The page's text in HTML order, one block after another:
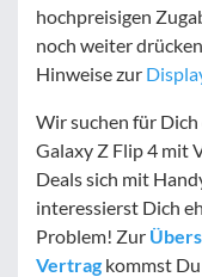
hochpreisigen
noch weiter
Hinweise zur
Wir suchen für Dich
Galaxy Z Flip 4 mit
Deals sich mit
interessierst Dich
Problem! Zur
Vertrag kommst